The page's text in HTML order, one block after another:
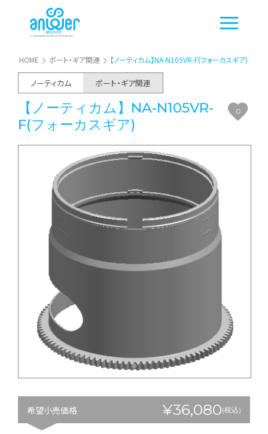
HOME ポート・ギア関連 【ノーティカム】NA-N105VR-F(フォーカスギア)
ノーティカム ポート・ギア関連
【ノーティカム】NA-N105VR-
F(フォーカスギア)
0
希望小売価格 ¥36,080(税込)